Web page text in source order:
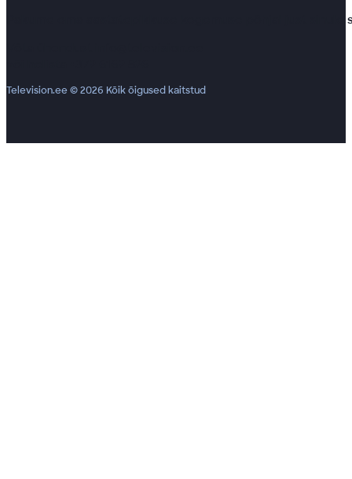
Pakume oma aastatepikkuse kogemuse põhjal just sinule
Television.ee © 2026 Kõik õigused kaitstud